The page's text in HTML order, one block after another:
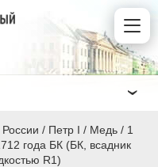
/ Пeтр I / Медь / 1
года БК (БК, всадник
R1)